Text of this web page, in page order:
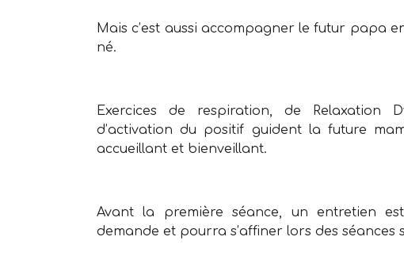
Mais c’est aussi accompagner le futur papa
né.
Exercices de respiration, de Relaxation
d’activation du positif guident la future
accueillant et bienveillant.
Avant la première séance, un entretien
demande et pourra s’affiner lors des séances